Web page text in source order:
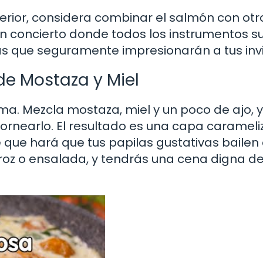
considera combinar el salmón con
concierto donde todos los instrumentos
que seguramente impresionarán a tus
Mostaza y Miel
Mezcla mostaza, miel y un poco de ajo,
El resultado es una capa
hará que tus papilas gustativas bailen
o ensalada, y tendrás una cena digna